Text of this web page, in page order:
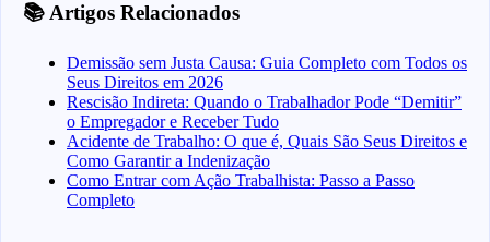
📚 Artigos Relacionados
Demissão sem Justa Causa: Guia Completo com Todos os
Seus Direitos em 2026
Rescisão Indireta: Quando o Trabalhador Pode “Demitir”
o Empregador e Receber Tudo
Acidente de Trabalho: O que é, Quais São Seus Direitos e
Como Garantir a Indenização
Como Entrar com Ação Trabalhista: Passo a Passo
Completo